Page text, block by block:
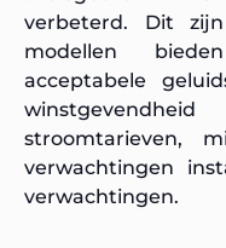
verbeterd. Dit
modellen
acceptabele
stroomtarieven,
verwachtingen
verwachtingen.